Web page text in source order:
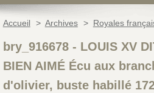
Accueil > Archives > Royales
bry_916678- LOUIS XV
BIEN AIMÉ Écu aux
d'olivier, buste habillé